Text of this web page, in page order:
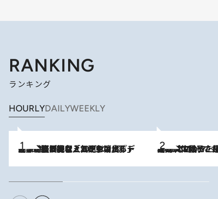
RANKING
ランキング
HOURLYDAILYWEEKLY
2026.8.5
【なぜ吉沢亮は「気配を消せる」のか？】興行収入208億の『国宝』を経て挑むミュージカル『ディア・エヴァン・ハンセン』。トップ俳優が舞台上でさらけ出した“孤独”とは 2026.8.5
【阿川佐和子さんの年とる力】なぜ70代で始めた趣味は“こんなに楽しい”のか？ ピアノ、俳句…スランプに陥っても続けられる“ある秘訣”とは